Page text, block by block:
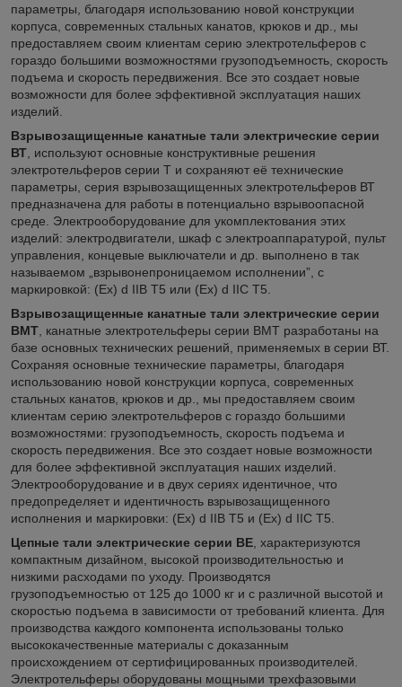
параметры, благодаря использованию новой конструкции
корпуса, современных стальных канатов, крюков и др., мы
предоставляем своим клиентам серию электротельферов с
гораздо большими возможностями грузоподъемность, скорость
подъема и скорость передвижения. Все это создает новые
возможности для более эффективной эксплуатация наших
изделий.
Взрывозащищенные канатные тали электрические серии
ВТ , используют основные конструктивные решения
электротельферов серии Т и сохраняют её технические
параметры, серия взрывозащищенных электротельферов ВТ
предназначена для работы в потенциально взрывоопасной
среде. Электрооборудование для укомплектования этих
изделий: электродвигатели, шкаф с электроаппаратурой, пульт
управления, концевые выключатели и др. выполнено в так
называемом „взрывонепроницаемом исполнении”, с
маркировкой: (Ех) d IIB T5 или (Ех) d IIC T5.
Взрывозащищенные канатные тали электрические серии
ВМТ , канатные электротельферы серии BМТ разработаны на
базе основных технических решений, применяемых в серии ВТ.
Сохраняя основные технические параметры, благодаря
использованию новой конструкции корпуса, современных
стальных канатов, крюков и др., мы предоставляем своим
клиентам серию электротельферов с гораздо большими
возможностями: грузоподъемность, скорость подъема и
скорость передвижения. Все это создает новые возможности
для более эффективной эксплуатация наших изделий.
Электрооборудование и в двух сериях идентичное, что
предопределяет и идентичность взрывозащищенного
исполнения и маркировки: (Ех) d IIB T5 и (Ех) d IIC T5.
Цепные тали электрические серии ВЕ , характеризуются
компактным дизайном, высокой производительностью и
низкими расходами по уходу. Производятся
грузоподъемностью от 125 до 1000 кг и с различной высотой и
скоростью подъема в зависимости от требований клиента. Для
производства каждого компонента использованы только
высококачественные материалы с доказанным
происхождением от сертифицированных производителей.
Электротельферы оборудованы мощными трехфазовыми